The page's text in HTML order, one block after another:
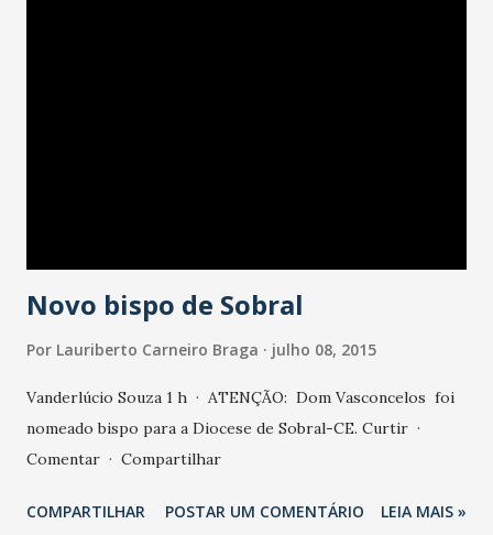
Novo bispo de Sobral
Por Lauriberto Carneiro Braga julho 08, 2015
Vanderlúcio Souza 1 h · ATENÇÃO: Dom Vasconcelos foi
nomeado bispo para a Diocese de Sobral-CE. Curtir ·
Comentar · Compartilhar
COMPARTILHAR POSTAR UM COMENTÁRIO LEIA MAIS »